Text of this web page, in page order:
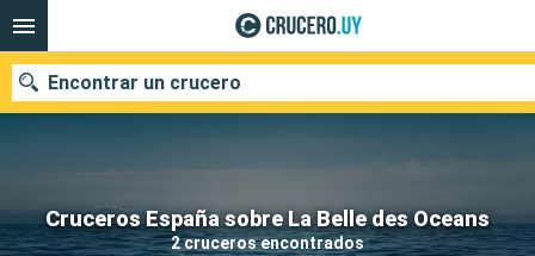
Cruceros España sobre La Belle des Oceans
2 cruceros encontrados
Encontrar un crucero
Nuestros destinos